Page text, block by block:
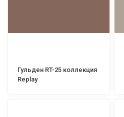
Гульден RT-25 коллекция
Replay